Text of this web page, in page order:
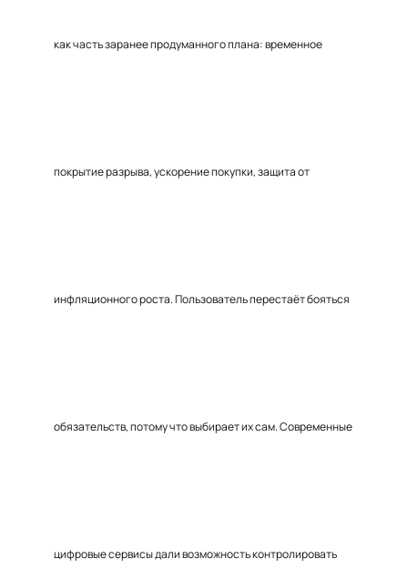
как часть заранее продуманного плана: временное
покрытие разрыва, ускорение покупки, защита от
инфляционного роста. Пользователь перестаёт бояться
обязательств, потому что выбирает их сам. Современные
цифровые сервисы дали возможность контролировать